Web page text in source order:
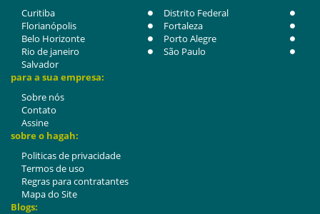
Curitiba
Distrito Federal
Florianópolis
Fortaleza
Belo Horizonte
Porto Alegre
Rio de janeiro
São Paulo
Salvador
para a sua empresa:
Sobre nós
Contato
Assine
sobre o hagah:
Politicas de privacidade
Termos de uso
Regras para contratantes
Mapa do Site
Blogs: